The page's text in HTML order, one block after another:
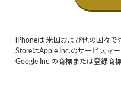
iPhoneは 米国および他の国々で
StoreはApple Inc.のサービスマ
Google Inc.の商標または登録商標